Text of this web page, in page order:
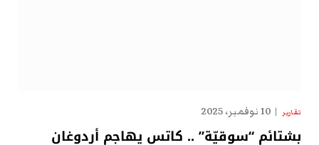
تقارير 10 نوفمبر، 2025
بشتائم “سوقيّة” .. كاتس يهاجم أردوغان